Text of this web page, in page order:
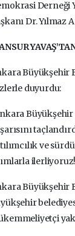
Derneği
Dr. Yılmaz
Büyükşehir
duyurdu:
ve
Büyükşehir